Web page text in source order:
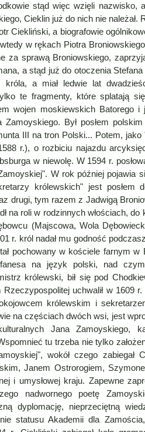
stąd więc wzięli nazwisko,
Cieklin już do nich nie należał.
Ciekliński, a biografowie
w rękach Piotra
za sprawą Broniowskiego,
a stąd już do otoczenia Stefana
króla, a miał ledwie lat
te fragmenty, które splatają
wojen moskiewskich Batorego
Zamoyskiego. Był posłem
III na tron Polski... Potem,
r.), o rozbiciu najazdu
w niewolę. W 1594 r.
W rok później pojawia
królewskich" jest posłem
drugi, tym razem z Jadwigą
na roli w rodzinnych włościach,
(Majscowa, Wola
r. król nadał mu godność
pochowany w kościele farnym
na język polski, nad
królewski, bił się pod
uchwalił w 1609
królewskim i
na częściach dwóch wsi, jest
Jana Zamoyskiego,
tu trzeba nie tylko
wokół czego zabiegał
Janem Ostrorogiem,
i umysłowej kraju. Zapewne
nadwornego poetę
dyplomację, nieprzeciętną
statusu Akademii dla